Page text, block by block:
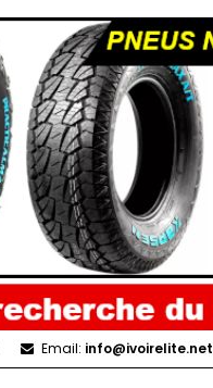
Email: info@ivoirelite.net